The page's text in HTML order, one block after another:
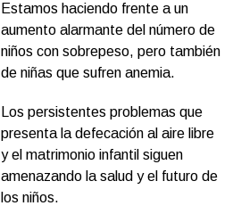
Estamos haciendo frente a un
aumento alarmante del número de
niños con sobrepeso, pero también
de niñas que sufren anemia.
Los persistentes problemas que
presenta la defecación al aire libre
y el matrimonio infantil siguen
amenazando la salud y el futuro de
los niños.